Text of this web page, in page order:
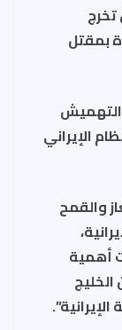
بمقتل
الإيراني
والقمح
أهمية